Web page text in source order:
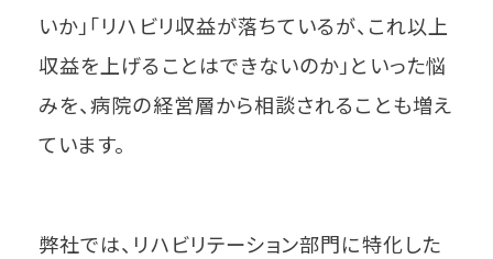
いか」「リハビリ収益が落ちているが、これ以上
収益を上げることはできないのか」といった悩
みを、病院の経営層から相談されることも増え
ています。
弊社では、リハビリテーション部門に特化した